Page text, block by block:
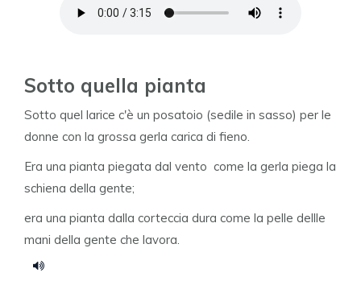
Sotto quella pianta
Sotto quel larice c'è un posatoio (sedile in sasso) per le
donne con la grossa gerla carica di fieno.
Era una pianta piegata dal vento come la gerla piega la
schiena della gente;
era una pianta dalla corteccia dura come la pelle dellle
mani della gente che lavora.